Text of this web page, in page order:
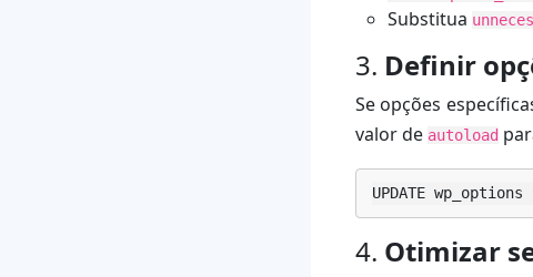
Substitua
3. Definir
Se opções
valor de autoload
UPDATE
4. Otimizar